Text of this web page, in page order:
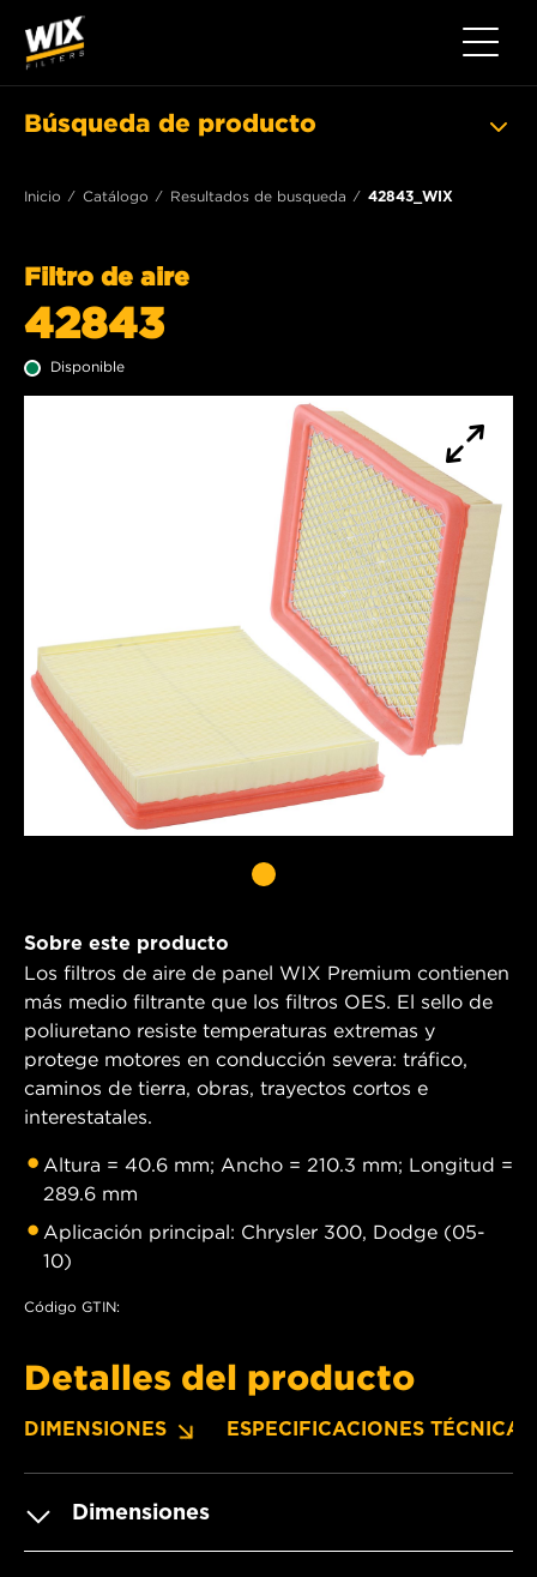
Toggle
Búsqueda de producto
Inicio Catálogo Resultados de busqueda 42843_WIX
Filtro de aire
42843
Disponible
Sobre este producto
Los filtros de aire de panel WIX Premium contienen
más medio filtrante que los filtros OES. El sello de
poliuretano resiste temperaturas extremas y
protege motores en conducción severa: tráfico,
caminos de tierra, obras, trayectos cortos e
interestatales.
Altura = 40.6 mm; Ancho = 210.3 mm; Longitud =
289.6 mm
Aplicación principal: Chrysler 300, Dodge (05-
10)
Código GTIN:
Detalles del producto
DIMENSIONES ESPECIFICACIONES TÉCNICAS
Dimensiones